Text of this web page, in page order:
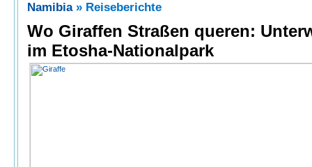
Namibia» Reiseberichte
Wo Giraffen Straßen queren:
im Etosha-Nationalpark